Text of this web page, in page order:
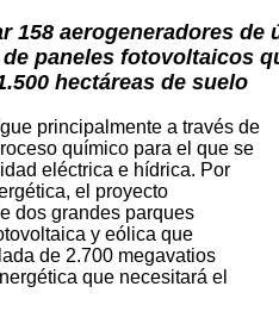
158 aerogeneradores de
paneles fotovoltaicos
hectáreas de suelo
principalmente a través de
químico para el que se
eléctrica e hídrica. Por
el proyecto
dos grandes parques
y eólica que
de 2.700 megavatios
que necesitará el